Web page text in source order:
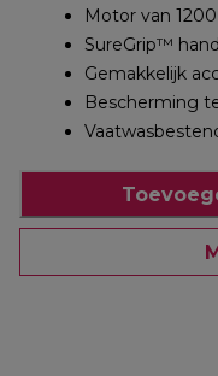
Motor van
SureGrip™
Gemakkelijk
Bescherming